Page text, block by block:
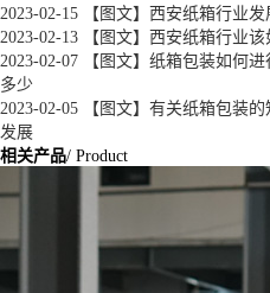
2023-02-15 【图文】西安纸箱行业
2023-02-13 【图文】西安纸箱行业
2023-02-07 【图文】纸箱包装如何
多少
2023-02-05 【图文】有关纸箱包装
发展
相关产品/ Product